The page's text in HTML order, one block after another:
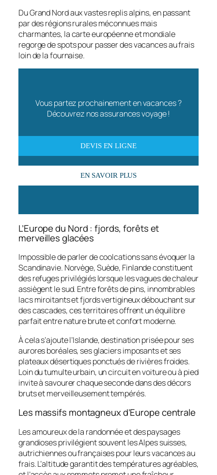
Du Grand Nord aux vastes replis alpins, en passant
par des régions rurales méconnues mais
charmantes, la carte européenne et mondiale
regorge de spots pour passer des vacances au frais
loin de la fournaise.
Vous partez prochainement en vacances ?
Découvrez nos assurances voyage !
DEVIS EN LIGNE
EN SAVOIR PLUS
L’Europe du Nord : fjords, forêts et
merveilles glacées
Impossible de parler de coolcations sans évoquer la
Scandinavie. Norvège, Suède, Finlande constituent
des refuges privilégiés lorsque les vagues de chaleur
assiègent le sud. Entre forêts de pins, innombrables
lacs miroitants et fjords vertigineux débouchant sur
des cascades, ces territoires offrent un équilibre
parfait entre nature brute et confort moderne.
À cela s’ajoute l’Islande, destination prisée pour ses
aurores boréales, ses glaciers imposants et ses
plateaux désertiques ponctués de rivières froides.
Loin du tumulte urbain, un circuit en voiture ou à pied
invite à savourer chaque seconde dans des décors
bruts et merveilleusement tempérés.
Les massifs montagneux d’Europe centrale
Les amoureux de la randonnée et des paysages
grandioses privilégient souvent les Alpes suisses,
autrichiennes ou françaises pour leurs vacances au
frais. L’altitude garantit des températures agréables,